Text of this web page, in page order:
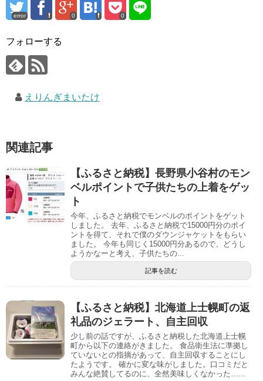
error 0 0
フォローする
えりんぎまいたけ
関連記事
【ふるさと納税】長野県小谷村のモン
ベルポイントで子供たちの上着をゲッ
ト
今年、ふるさと納税でモンベルのポイントをゲット
しました。 去年、ふるさと納税で15000円分のポイ
ントを得て、それで僕のダウンジャケットをもらい
ました。 今年も同じく15000円分あるので、どうし
ようかなーと考え、子供たちの...
記事を読む
【ふるさと納税】北海道上士幌町の返
礼品のジェラート、自主回収
少し前の話ですが、ふるさと納税した北海道上士幌
町から以下の連絡がきました。 食品衛生法に準拠し
ていないとの指摘があって、自主回収することにし
たようです。 確かに変な味がしました。口コミだと
みんな絶賛してるのに、全然美味しくなかった…...